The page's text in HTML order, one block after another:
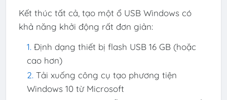
Kết thúc tất cả, tạo một ổ USB Windows có
khả năng khởi động rất đơn giản:
Định dạng thiết bị flash USB 16 GB (hoặc
cao hơn)
Tải xuống công cụ tạo phương tiện
Windows 10 từ Microsoft